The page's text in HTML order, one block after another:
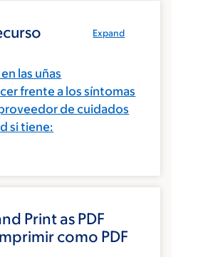
Expand
las uñas
frente a los síntomas
de cuidados
si tiene:
Print as PDF
como PDF